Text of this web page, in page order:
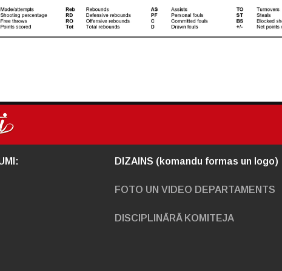
DIZAINS (komandu formas un logo)
FOTO UN VIDEO DEPARTAMENTS
DISCIPLINĀRĀ KOMITEJA